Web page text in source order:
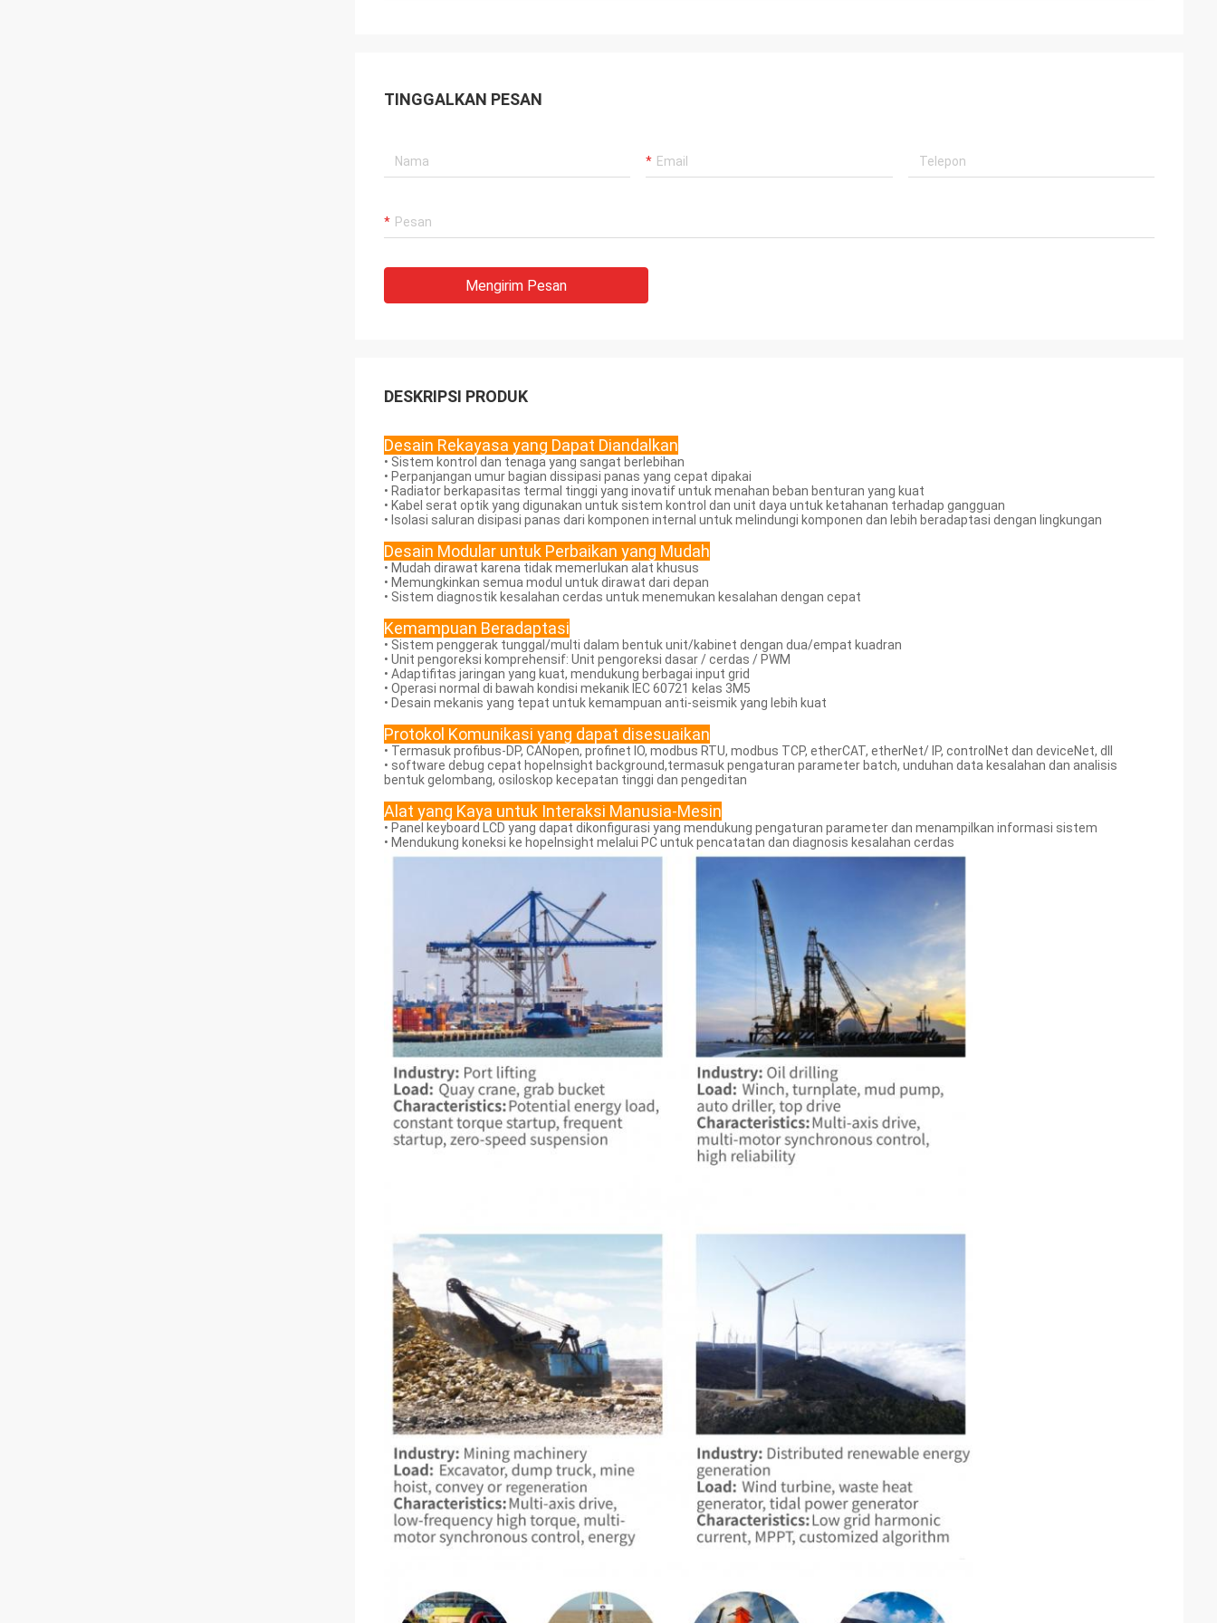
TINGGALKAN PESAN
Mengirim Pesan
DESKRIPSI PRODUK
Desain Rekayasa yang Dapat Diandalkan
• Sistem kontrol dan tenaga yang sangat berlebihan
• Perpanjangan umur bagian dissipasi panas yang cepat dipakai
• Radiator berkapasitas termal tinggi yang inovatif untuk menahan beban benturan yang kuat
• Kabel serat optik yang digunakan untuk sistem kontrol dan unit daya untuk ketahanan terhadap gangguan
• Isolasi saluran disipasi panas dari komponen internal untuk melindungi komponen dan lebih beradaptasi dengan lingkungan
Desain Modular untuk Perbaikan yang Mudah
• Mudah dirawat karena tidak memerlukan alat khusus
• Memungkinkan semua modul untuk dirawat dari depan
• Sistem diagnostik kesalahan cerdas untuk menemukan kesalahan dengan cepat
Kemampuan Beradaptasi
• Sistem penggerak tunggal/multi dalam bentuk unit/kabinet dengan dua/empat kuadran
• Unit pengoreksi komprehensif: Unit pengoreksi dasar / cerdas / PWM
• Adaptifitas jaringan yang kuat, mendukung berbagai input grid
• Operasi normal di bawah kondisi mekanik IEC 60721 kelas 3M5
• Desain mekanis yang tepat untuk kemampuan anti-seismik yang lebih kuat
Protokol Komunikasi yang dapat disesuaikan
• Termasuk profibus-DP, CANopen, profinet IO, modbus RTU, modbus TCP, etherCAT, etherNet/ IP, controlNet dan deviceNet, dll
• software debug cepat hopeInsight background,termasuk pengaturan parameter batch, unduhan data kesalahan dan analisis
bentuk gelombang, osiloskop kecepatan tinggi dan pengeditan
Alat yang Kaya untuk Interaksi Manusia-Mesin
• Panel keyboard LCD yang dapat dikonfigurasi yang mendukung pengaturan parameter dan menampilkan informasi sistem
• Mendukung koneksi ke hopeInsight melalui PC untuk pencatatan dan diagnosis kesalahan cerdas